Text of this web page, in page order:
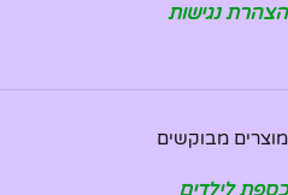
הצהרת נגישות
מוצרים מבוקשים